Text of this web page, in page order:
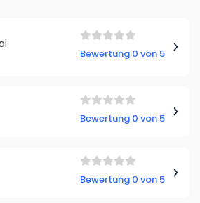
Bewertung 0 von 5
Bewertung 0 von 5
Bewertung 0 von 5